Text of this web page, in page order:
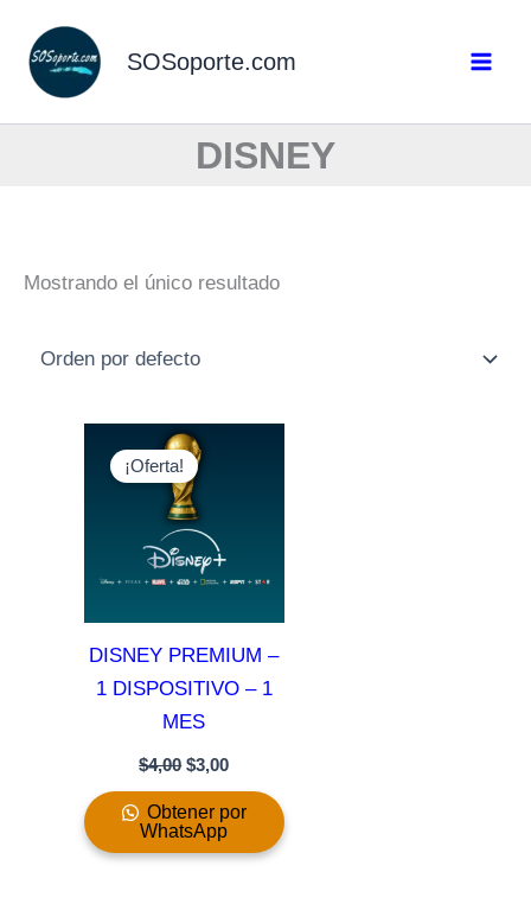
contenido
SOSoporte.com
DISNEY
Mostrando el único resultado
¡Oferta!
DISNEY PREMIUM –
1 DISPOSITIVO – 1
MES
$4,00
Original
price
was:
$4,00.
$3,00
Obtener por
WhatsApp